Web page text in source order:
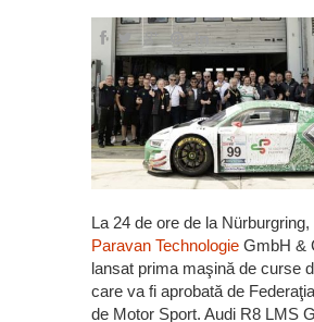
La 24 de ore de la Nürburgring,
Paravan Technologie GmbH &
lansat prima maşină de curse
care va fi aprobată de
de Motor Sport. Audi R8 LMS